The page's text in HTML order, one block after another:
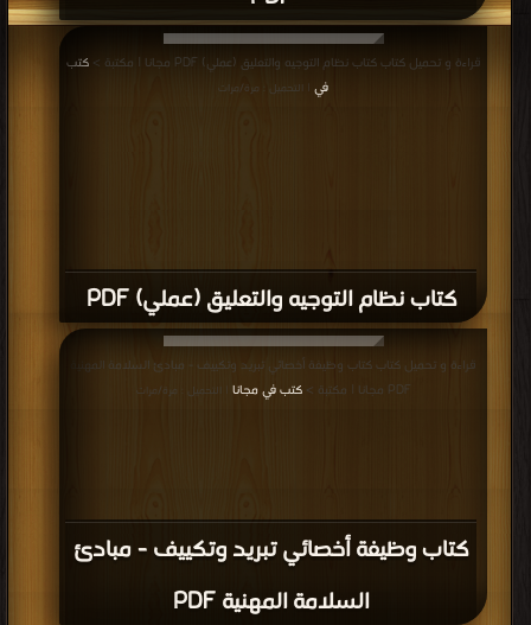
كتاب نظام التوجيه والتعليق (عملي) PDF
قراءة و تحميل كتاب كتاب نظام التوجيه والتعليق (عملي) PDF مجانا | مكتبة >
كتب
في
| التحميل : مرة/مرات
كتاب وظيفة أخصائي تبريد وتكييف - مبادئ
السلامة المهنية PDF
قراءة و تحميل كتاب كتاب وظيفة أخصائي تبريد وتكييف - مبادئ السلامة المهنية
PDF مجانا | مكتبة >
كتب في مجانا | التحميل : مرة/مرات